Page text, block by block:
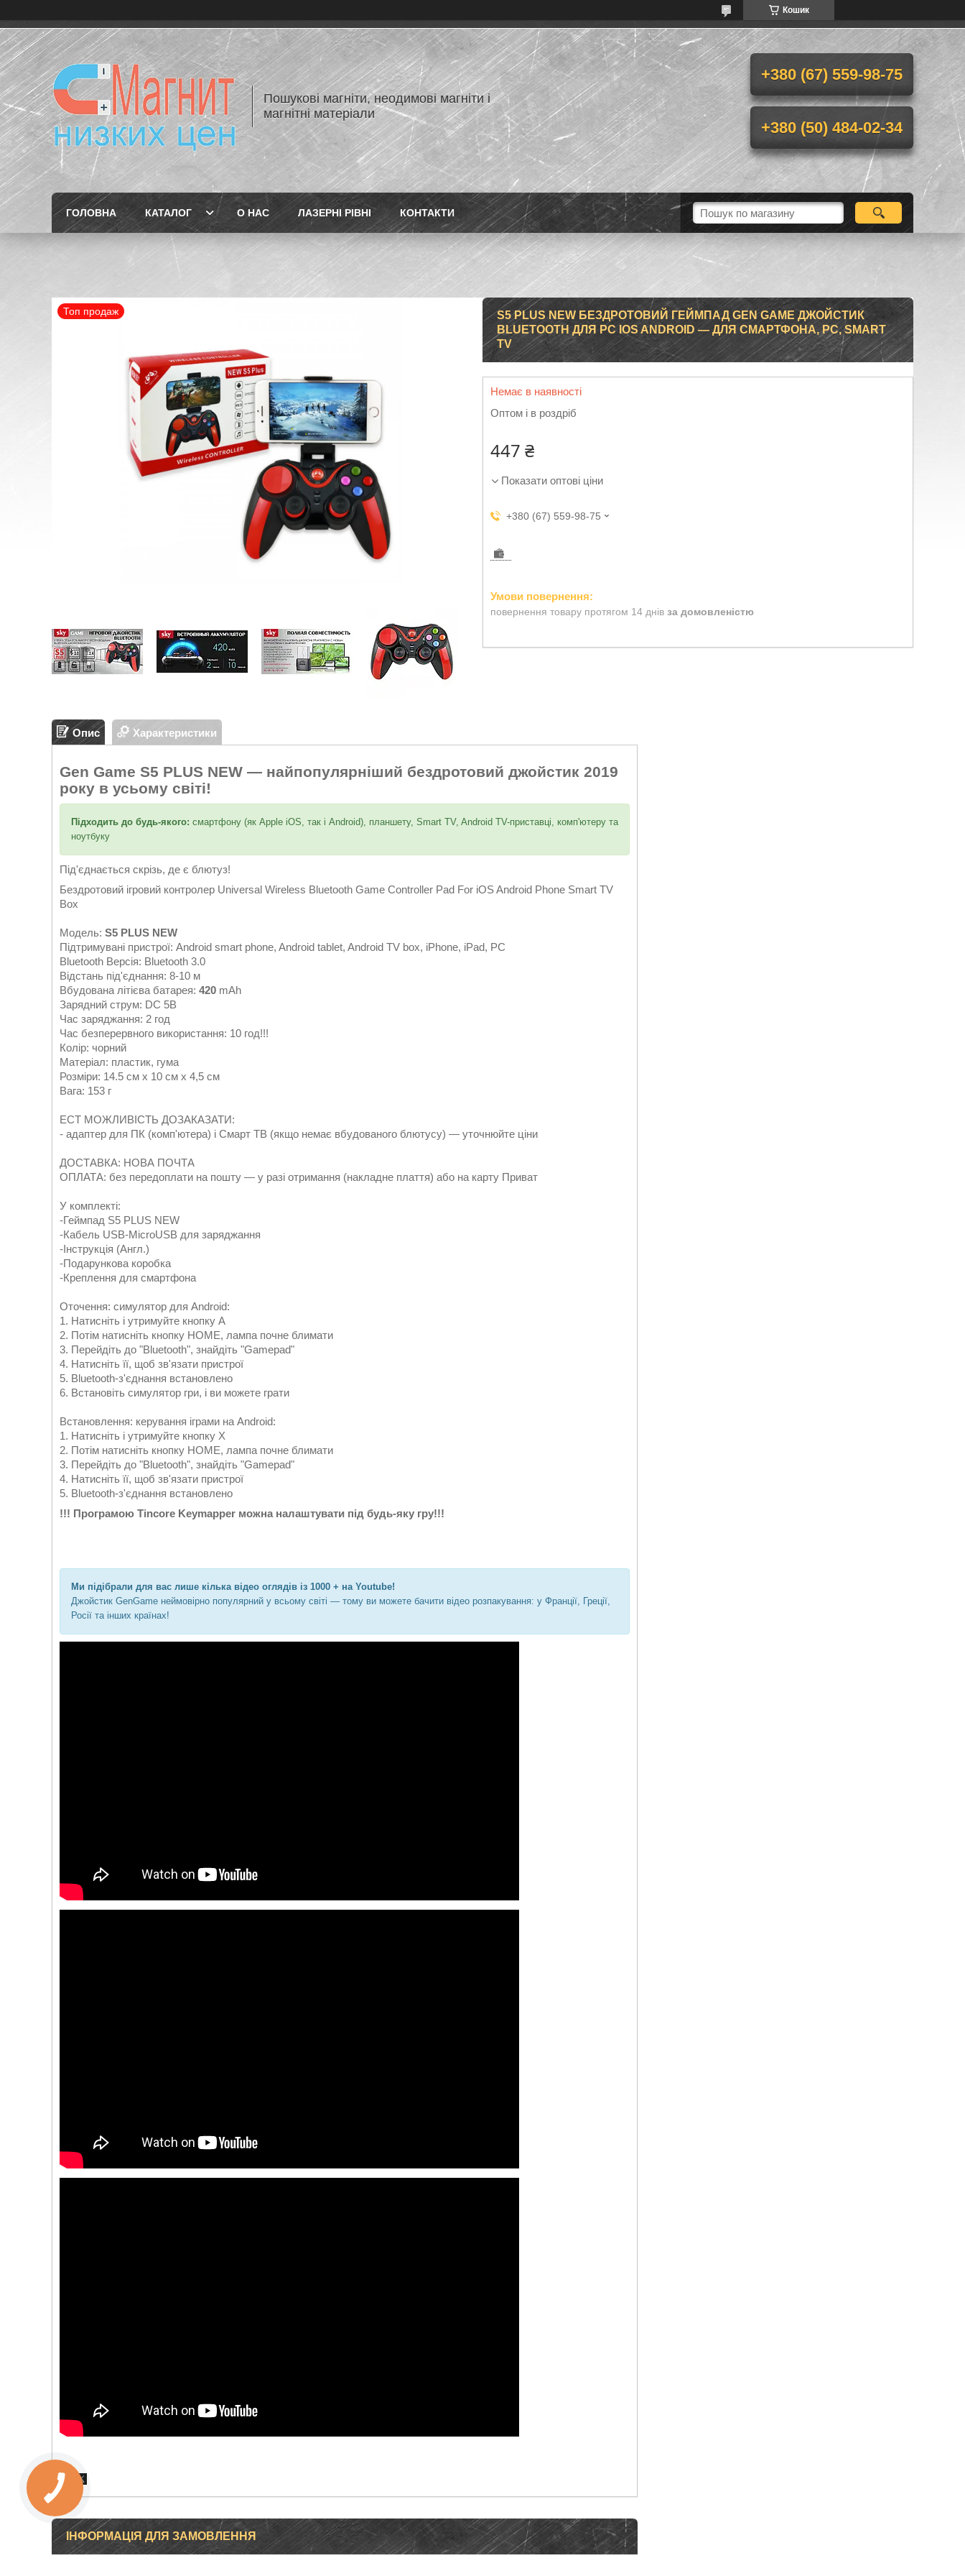
Кошик
Пошукові магніти, неодимові магніти і
магнітні матеріали
+380 (67) 559-98-75
+380 (50) 484-02-34
ГОЛОВНА КАТАЛОГ О НАС ЛАЗЕРНІ РІВНІ КОНТАКТИ
Топ продаж
S5 PLUS NEW БЕЗДРОТОВИЙ ГЕЙМПАД GEN GAME ДЖОЙСТИК
BLUETOOTH ДЛЯ PC IOS ANDROID — ДЛЯ СМАРТФОНА, PC, SMART
TV
Немає в наявності
Оптом і в роздріб
447 ₴
Показати оптові ціни
+380 (67) 559-98-75
повернення товару протягом 14 днів за домовленістю
Опис Характеристики
Gen Game S5 PLUS NEW — найпопулярніший бездротовий джойстик 2019
року в усьому світі!
Підходить до будь-якого: смартфону (як Apple iOS, так і Android), планшету, Smart TV, Android TV-приставці, комп'ютеру та
ноутбуку
Під'єднається скрізь, де є блютуз!
Бездротовий ігровий контролер Universal Wireless Bluetooth Game Controller Pad For iOS Android Phone Smart TV
Box
Модель: S5 PLUS NEW
Підтримувані пристрої: Android smart phone, Android tablet, Android TV box, iPhone, iPad, PC
Bluetooth Версія: Bluetooth 3.0
Відстань під'єднання: 8-10 м
Вбудована літієва батарея: 420 mAh
Зарядний струм: DC 5В
Час заряджання: 2 год
Час безперервного використання: 10 год!!!
Колір: чорний
Матеріал: пластик, гума
Розміри: 14.5 см x 10 см x 4,5 см
Вага: 153 г
ЕСТ МОЖЛИВІСТЬ ДОЗАКАЗАТИ:
- адаптер для ПК (комп'ютера) і Смарт ТВ (якщо немає вбудованого блютусу) — уточнюйте ціни
ДОСТАВКА: НОВА ПОЧТА
ОПЛАТА: без передоплати на пошту — у разі отримання (накладне плаття) або на карту Приват
У комплекті:
-Геймпад S5 PLUS NEW
-Кабель USB-MicroUSB для заряджання
-Інструкція (Англ.)
-Подарункова коробка
-Креплення для смартфона
Оточення: симулятор для Android:
1. Натисніть і утримуйте кнопку A
2. Потім натисніть кнопку HOME, лампа почне блимати
3. Перейдіть до "Bluetooth", знайдіть "Gamepad"
4. Натисніть її, щоб зв'язати пристрої
5. Bluetooth-з'єднання встановлено
6. Встановіть симулятор гри, і ви можете грати
Встановлення: керування іграми на Android:
1. Натисніть і утримуйте кнопку X
2. Потім натисніть кнопку HOME, лампа почне блимати
3. Перейдіть до "Bluetooth", знайдіть "Gamepad"
4. Натисніть її, щоб зв'язати пристрої
5. Bluetooth-з'єднання встановлено
!!! Програмою Tincore Keymapper можна налаштувати під будь-яку гру!!!
Ми підібрали для вас лише кілька відео оглядів із 1000 + на Youtube!
Джойстик GenGame неймовірно популярний у всьому світі — тому ви можете бачити відео розпакування: у Франції, Греції,
Росії та інших країнах!
ІНФОРМАЦІЯ ДЛЯ ЗАМОВЛЕННЯ